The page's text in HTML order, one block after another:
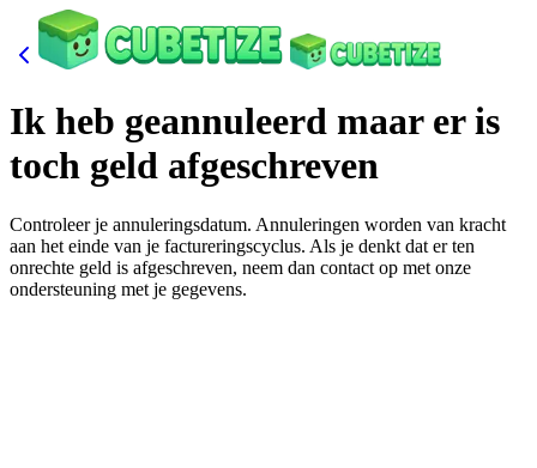
Ik heb geannuleerd maar er is
toch geld afgeschreven
Controleer je annuleringsdatum. Annuleringen worden van kracht
aan het einde van je factureringscyclus. Als je denkt dat er ten
onrechte geld is afgeschreven, neem dan contact op met onze
ondersteuning met je gegevens.